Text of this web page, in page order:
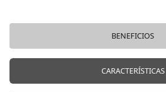
BENEFICIOS
CARACTERÍSTICAS